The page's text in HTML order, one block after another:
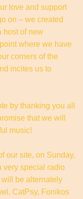
love and support
on – we created
host of new
where we have
corners of the
incites us to
by thanking you all
that we will
music!
our site, on Sunday,
very special radio
be alternately
CatPsy, Fonikos